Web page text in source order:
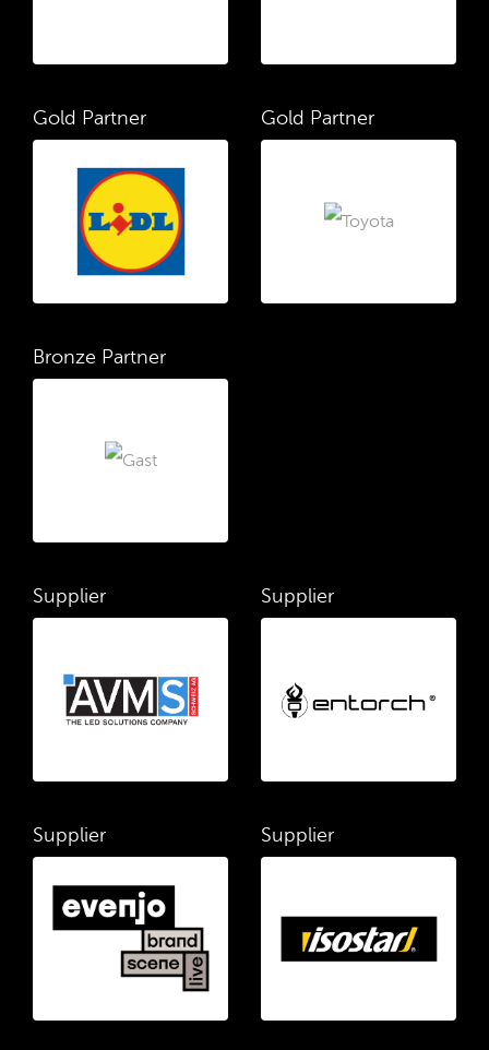
Gold Partner Gold Partner
Bronze Partner
Supplier Supplier
Supplier Supplier